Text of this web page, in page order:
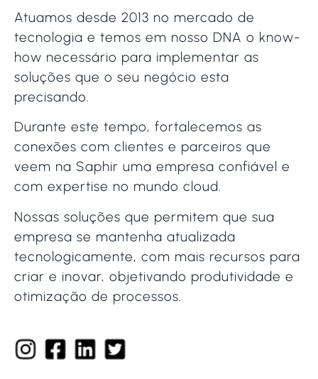
Atuamos desde 2013 no mercado de
tecnologia e temos em nosso DNA o know-
how necessário para implementar as
soluções que o seu negócio esta
precisando.
Durante este tempo, fortalecemos as
conexões com clientes e parceiros que
veem na Saphir uma empresa confiável e
com expertise no mundo cloud.
Nossas soluções que permitem que sua
empresa se mantenha atualizada
tecnologicamente, com mais recursos para
criar e inovar, objetivando produtividade e
otimização de processos.